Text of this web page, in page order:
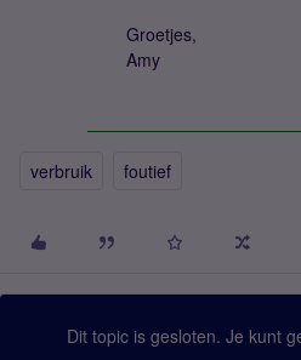
Groetjes,
Amy
verbruik foutief
Dit topic is gesloten. Je kunt